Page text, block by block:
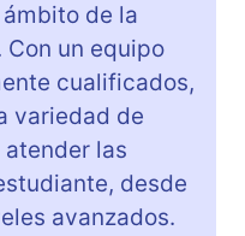
de la
Con un equipo
cualificados,
variedad de
las
desde
avanzados.